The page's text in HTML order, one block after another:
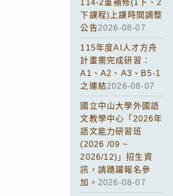
114-2重補修(1下、2
下課程)上課時間調整
公告2026-08-07
115年度AI人才方舟
計畫需完成研習：
A1、A2、A3、B5-1
之連結2026-08-07
國立中山大學外國語
文教學中心「2026年
語文能力研習班
(2026 /09 ~
2026/12)」招生資
訊，請踴躍報名參
加。 2026-08-07